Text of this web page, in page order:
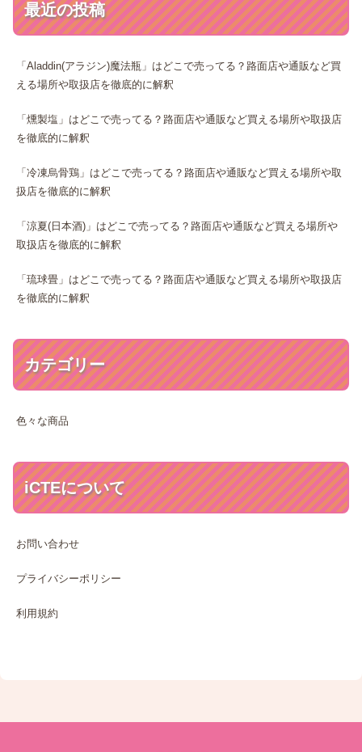
最近の投稿
「Aladdin(アラジン)魔法瓶」はどこで売ってる？路面店や通販など買
える場所や取扱店を徹底的に解釈
「燻製塩」はどこで売ってる？路面店や通販など買える場所や取扱店
を徹底的に解釈
「冷凍烏骨鶏」はどこで売ってる？路面店や通販など買える場所や取
扱店を徹底的に解釈
「涼夏(日本酒)」はどこで売ってる？路面店や通販など買える場所や
取扱店を徹底的に解釈
「琉球畳」はどこで売ってる？路面店や通販など買える場所や取扱店
を徹底的に解釈
カテゴリー
色々な商品
iCTEについて
お問い合わせ
プライバシーポリシー
利用規約